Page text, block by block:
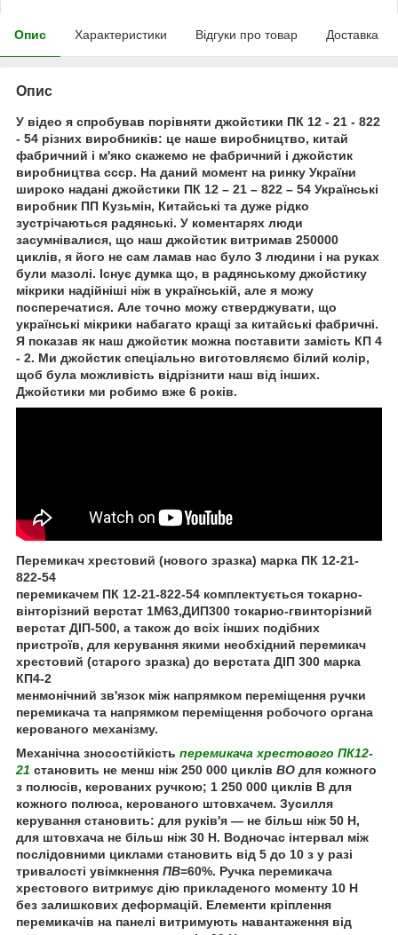
Опис Характеристики Відгуки про товар Доставка
Опис
У відео я спробував порівняти джойстики ПК 12 - 21 - 822
- 54 різних виробників: це наше виробництво, китай
фабричний і м'яко скажемо не фабричний і джойстик
виробництва ссср. На даний момент на ринку України
широко надані джойстики ПК 12 – 21 – 822 – 54 Українські
виробник ПП Кузьмін, Китайські та дуже рідко
зустрічаються радянські. У коментарях люди
засумнівалися, що наш джойстик витримав 250000
циклів, я його не сам ламав нас було 3 людини і на руках
були мазолі. Існує думка що, в радянському джойстику
мікрики надійніші ніж в українській, але я можу
посперечатися. Але точно можу стверджувати, що
українські мікрики набагато кращі за китайські фабричні.
Я показав як наш джойстик можна поставити замість КП 4
- 2. Ми джойстик спеціально виготовляємо білий колір,
щоб була можливість відрізнити наш від інших.
Джойстики ми робимо вже 6 років.
Перемикач хрестовий (нового зразка) марка ПК 12-21-
822-54
перемикачем ПК 12-21-822-54 комплектується токарно-
вінторізний верстат 1М63,ДИП300 токарно-гвинторізний
верстат ДІП-500, а також до всіх інших подібних
пристроїв, для керування якими необхідний перемикач
хрестовий (старого зразка) до верстата ДІП 300 марка
КП4-2
менмонічний зв'язок між напрямком переміщення ручки
перемикача та напрямком переміщення робочого органа
керованого механізму.
Механічна зносостійкість перемикача хрестового ПК12-
21 становить не менш ніж 250 000 циклів ВО для кожного
з полюсів, керованих ручкою; 1 250 000 циклів В для
кожного полюса, керованого штовхачем. Зусилля
керування становить: для руків'я — не більш ніж 50 Н,
для штовхача не більш ніж 30 Н. Водночас інтервал між
послідовними циклами становить від 5 до 10 з у разі
тривалості увімкнення ПВ=60%. Ручка перемикача
хрестового витримує дію прикладеного моменту 10 Н
без залишкових деформацій. Елементи кріплення
перемикачів на панелі витримують навантаження від